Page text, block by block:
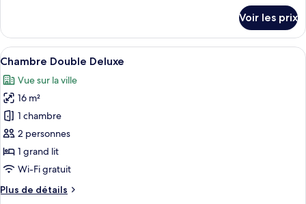
le
type
de
Chambre
Supérieure
Voir les prix
Afficher
toutes
les
photos
pour
ce
type
de
chambre :
Chambre
Une rue animée en milieu urbain,
6
Chambre Double Deluxe
Vue sur la ville
16 m²
1 chambre
2 personnes
1 grand lit
Wi-Fi gratuit
Plus de détails
Plus